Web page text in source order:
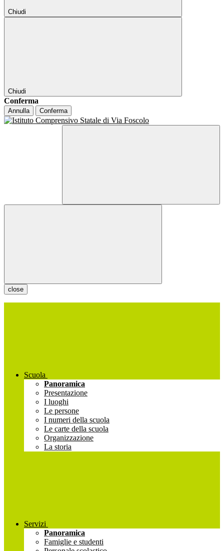
Chiudi
Chiudi
Conferma
Annulla Conferma
close
Scuola
Panoramica
Presentazione
I luoghi
Le persone
I numeri della scuola
Le carte della scuola
Organizzazione
La storia
Servizi
Panoramica
Famiglie e studenti